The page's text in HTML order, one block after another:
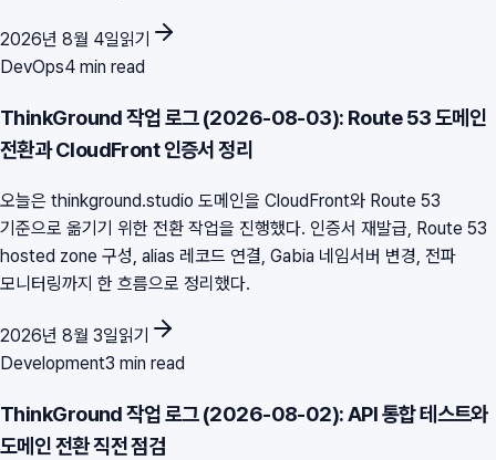
2026년 8월 4일읽기
DevOps4 min read
ThinkGround 작업 로그 (2026-08-03): Route 53 도메인
전환과 CloudFront 인증서 정리
오늘은 thinkground.studio 도메인을 CloudFront와 Route 53
기준으로 옮기기 위한 전환 작업을 진행했다. 인증서 재발급, Route 53
hosted zone 구성, alias 레코드 연결, Gabia 네임서버 변경, 전파
모니터링까지 한 흐름으로 정리했다.
2026년 8월 3일읽기
Development3 min read
ThinkGround 작업 로그 (2026-08-02): API 통합 테스트와
도메인 전환 직전 점검